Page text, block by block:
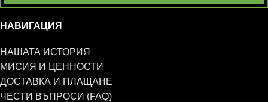
НАВИГАЦИЯ
НАШАТА ИСТОРИЯ
МИСИЯ И ЦЕННОСТИ
ДОСТАВКА И ПЛАЩАНЕ
ЧЕСТИ ВЪПРОСИ (FAQ)